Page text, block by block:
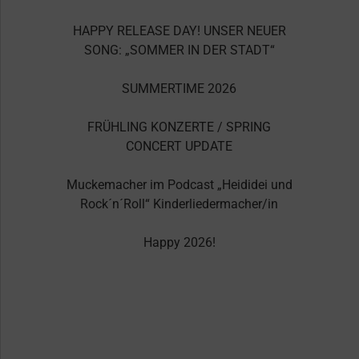
HAPPY RELEASE DAY! UNSER NEUER
SONG: „SOMMER IN DER STADT“
SUMMERTIME 2026
FRÜHLING KONZERTE / SPRING
CONCERT UPDATE
Muckemacher im Podcast „Heididei und
Rock´n´Roll“ Kinderliedermacher/in
Happy 2026!